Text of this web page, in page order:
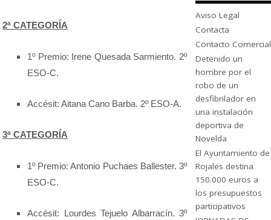
2ª CATEGORÍA
1º Premio: Irene Quesada Sarmiento. 2º
ESO-C.
Accésit: Aitana Cano Barba. 2º ESO-A.
3ª CATEGORÍA
1º Premio: Antonio Puchaes Ballester. 3º
ESO-C.
Accésit: Lourdes Tejuelo Albarracín. 3º
Aviso Legal
Contacta
Contacto Comercial
Detenido un
hombre por el
robo de un
desfibrilador en
una instalación
deportiva de
Novelda
El Ayuntamiento de
Rojales destina
150.000 euros a
los presupuestos
participativos